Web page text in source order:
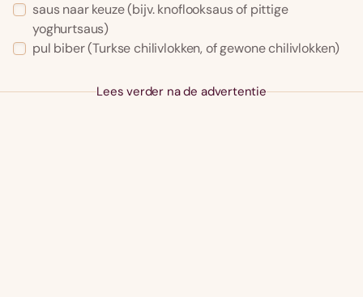
saus naar keuze(bijv. knoflooksaus of pittige
yoghurtsaus)
pul biber(Turkse chilivlokken, of gewone chilivlokken)
Lees verder na de advertentie